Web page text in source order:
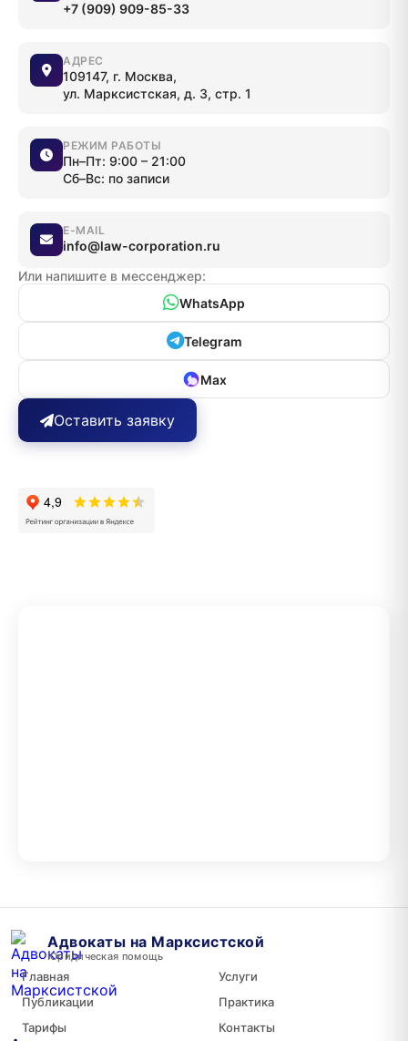
+7 (909) 909-85-33
АДРЕС
109147, г. Москва,
ул. Марксистская, д. 3, стр. 1
РЕЖИМ РАБОТЫ
Пн–Пт: 9:00 – 21:00
Сб–Вс: по записи
E-MAIL
info@law-corporation.ru
Или напишите в мессенджер:
WhatsApp
Telegram
Max
Оставить заявку
Адвокаты на Марксистской
Юридическая помощь
Главная
Услуги
Публикации
Практика
Тарифы
Контакты